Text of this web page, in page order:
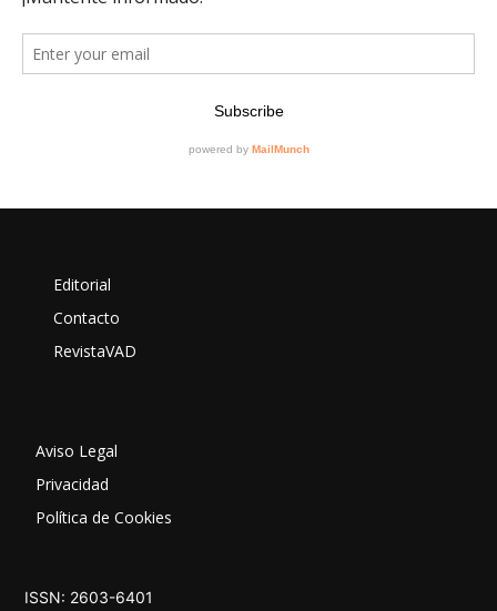
Editorial
Contacto
RevistaVAD
Aviso Legal
Privacidad
Política de Cookies
ISSN: 2603-6401